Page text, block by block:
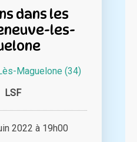
dans les
les-
Maguelone (34)
LSF
2022 à 19h00